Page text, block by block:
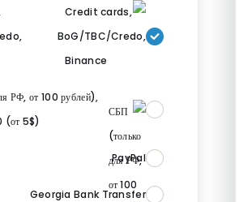
РФ, от 100 рублей),
(от 5$)
PayPal
Georgia Bank Transfer